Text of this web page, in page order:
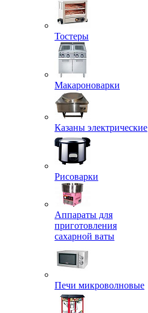
Тостеры
Макароноварки
Казаны электрические
Рисоварки
Аппараты для
приготовления
сахарной ваты
Печи микроволновые